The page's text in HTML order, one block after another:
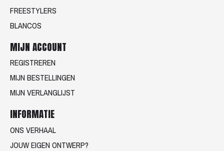
FREESTYLERS
BLANCOS
MIJN ACCOUNT
REGISTREREN
MIJN BESTELLINGEN
MIJN VERLANGLIJST
INFORMATIE
ONS VERHAAL
JOUW EIGEN ONTWERP?